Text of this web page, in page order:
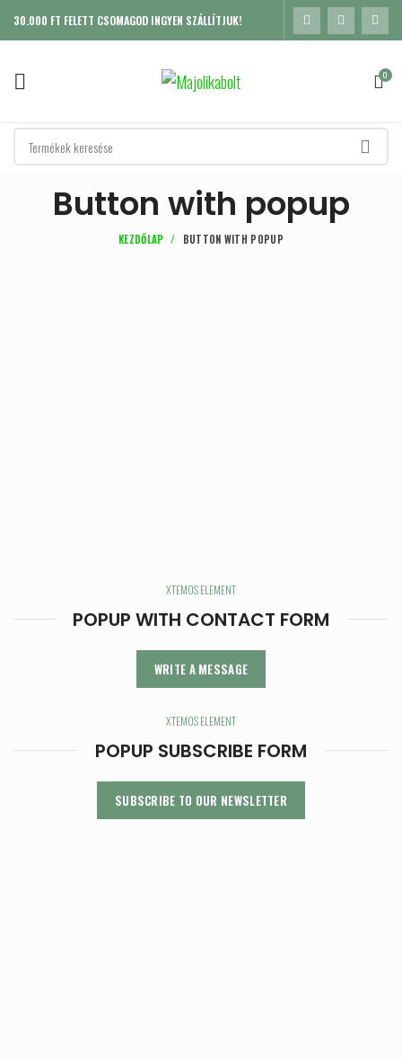
30.000 FT FELETT CSOMAGOD INGYEN SZÁLLÍTJUK!
0
Button with popup
KEZDŐLAP BUTTON WITH POPUP
XTEMOS ELEMENT
POPUP WITH CONTACT FORM
WRITE A MESSAGE
XTEMOS ELEMENT
POPUP SUBSCRIBE FORM
SUBSCRIBE TO OUR NEWSLETTER